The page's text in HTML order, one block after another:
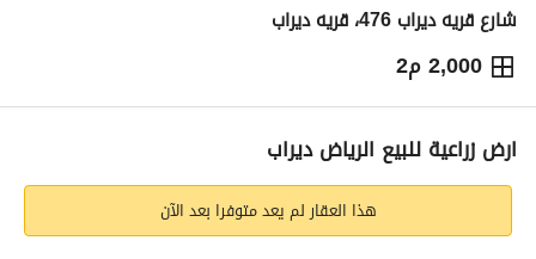
شارع قريه ديراب 476، قريه ديراب
2,000 م2
⃁
500,000
التفاصيل معلومات ترخيص الإعلان
ارض زراعية للبيع الرياض ديراب
هذا العقار لم يعد متوفرا بعد الآن